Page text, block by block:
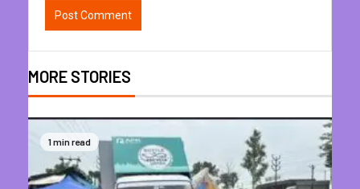
MORE STORIES
1 min read